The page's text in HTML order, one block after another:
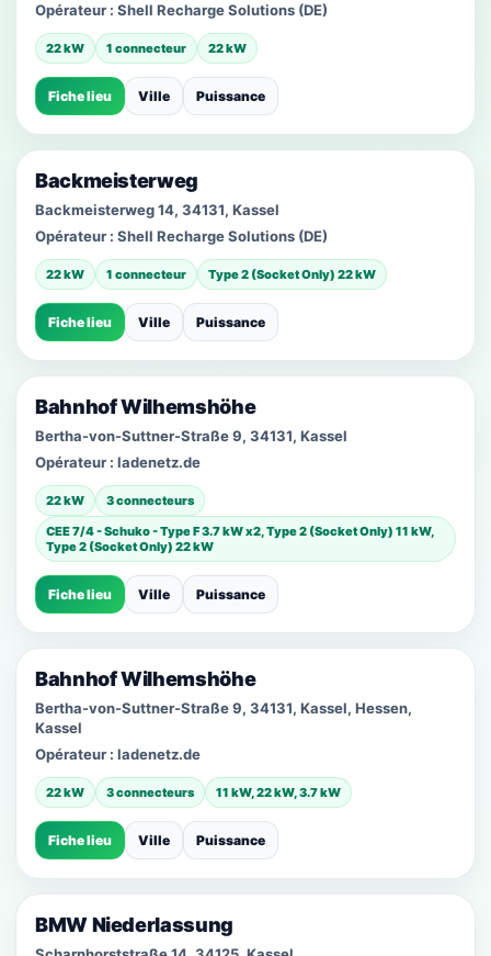
Opérateur : Shell Recharge Solutions (DE)
22 kW 1 connecteur 22 kW
Fiche lieu Ville Puissance
Backmeisterweg
Backmeisterweg 14, 34131, Kassel
Opérateur : Shell Recharge Solutions (DE)
22 kW 1 connecteur Type 2 (Socket Only) 22 kW
Fiche lieu Ville Puissance
Bahnhof Wilhemshöhe
Bertha-von-Suttner-Straße 9, 34131, Kassel
Opérateur : ladenetz.de
22 kW
3 connecteurs
CEE 7/4 - Schuko - Type F 3.7 kW x2, Type 2 (Socket Only) 11 kW,
Type 2 (Socket Only) 22 kW
Fiche lieu Ville Puissance
Bahnhof Wilhemshöhe
Bertha-von-Suttner-Straße 9, 34131, Kassel, Hessen,
Kassel
Opérateur : ladenetz.de
22 kW 3 connecteurs 11 kW, 22 kW, 3.7 kW
Fiche lieu Ville Puissance
BMW Niederlassung